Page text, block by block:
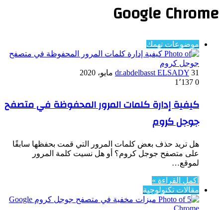
Google Chrome
موضوعات تهمك
dr.abdelbasst ELSADY 31 مايو، 2020
0
كيفية إدارة كلمات المرور المحفوظة في متصفح
جوجل كروم
هل تريد حذف بعض كلمات المرور التي قمت بحفظها سابقًا
على متصفح جوجل كروم؟ أو هل نسيت كلمة المرور
لموقع…
أكمل القراءة »
مقالات تكنولوجية